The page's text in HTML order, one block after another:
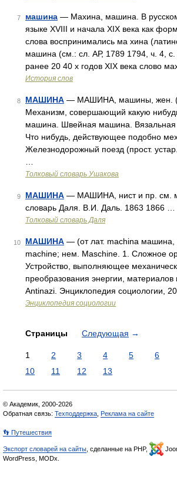
7 машина — Махина, машина. В
языке XVIII и начала XIX века как
слова воспринимались ма хина
машина (см.: cл. АР, 1789 1794, ч. 4,
ранее 20 40 х годов XIX века слово
История слов
8 МАШИНА — МАШИНА, машины, жен.
Механизм, совершающий какую
машина. Швейная машина. Вязальная
Что нибудь, действующее подобно
Железнодорожный поезд (прост.
Толковый словарь Ушакова
9 МАШИНА — МАШИНА, нист и пр. см.
словарь Даля. В.И. Даль. 1863 1866 …
Толковый словарь Даля
10 МАШИНА — (от лат. machina машина,
machine; нем. Maschine. 1. Сложное
Устройство, выполняющее
преобразования энергии,
Antinazi. Энциклопедия социологии,
Энциклопедия социологии
Страницы Следующая →
1 2 3 4 5 6
10
11 12 13
© Академик, 2000-2026
Обратная связь: Техподдержка Реклама на сайте
👣 Путешествия
Экспорт словарей на сайты , сделанные на PHP,
WordPress, MODx.